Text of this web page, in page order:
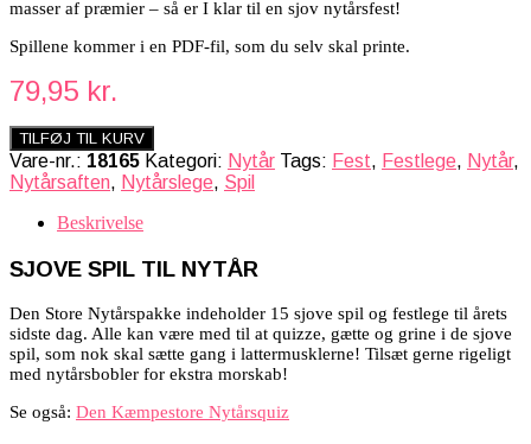
masser af præmier – så er I klar til en sjov nytårsfest!
Spillene kommer i en PDF-fil, som du selv skal printe.
79,95 kr.
TILFØJ TIL KURV
Vare-nr.: 18165 Kategori: Nytår Tags: Fest, Festlege, Nytår,
Nytårsaften, Nytårslege, Spil
Beskrivelse
SJOVE SPIL TIL NYTÅR
Den Store Nytårspakke indeholder 15 sjove spil og festlege til årets
sidste dag. Alle kan være med til at quizze, gætte og grine i de sjove
spil, som nok skal sætte gang i lattermusklerne! Tilsæt gerne rigeligt
med nytårsbobler for ekstra morskab!
Se også: Den Kæmpestore Nytårsquiz